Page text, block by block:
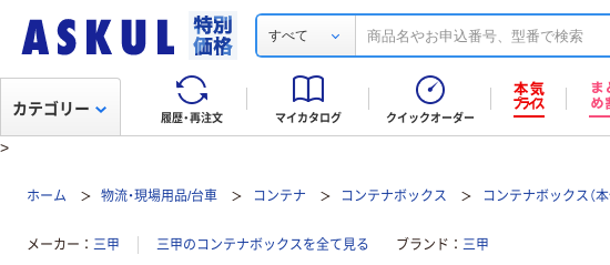
すべて
履歴・再注文 マイカタログ クイックオーダー
カテゴリー
>
ホーム 物流・現場用品/台車 コンテナ コンテナボックス コンテナボックス（本
メーカー 三甲 三甲のコンテナボックスを全て見る ブランド 三甲